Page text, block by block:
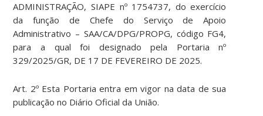
ADMINISTRAÇÃO, SIAPE nº 1754737, do exercício
da função de Chefe do Serviço de Apoio
Administrativo – SAA/CA/DPG/PROPG, código FG4,
para a qual foi designado pela Portaria nº
329/2025/GR, DE 17 DE FEVEREIRO DE 2025.
Art. 2º Esta Portaria entra em vigor na data de sua
publicação no Diário Oficial da União.